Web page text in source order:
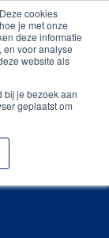
cookies
je met onze
deze informatie
en voor analyse
website als
bij je bezoek aan
geplaatst om